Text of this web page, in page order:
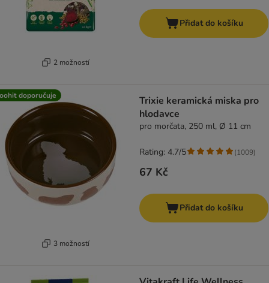
2 možností
Přidat do košíku
doporučuje
3 možností
Trixie keramická miska pro
hlodavce
pro morčata, 250 ml, Ø 11 cm
67 Kč
Rating: 4.7/5 (1009)
Přidat do košíku